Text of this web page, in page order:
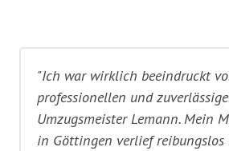
"Ich war wirklich beeindruckt
professionellen und
Umzugsmeister Lemann. Mein
in Göttingen verlief reibungslos